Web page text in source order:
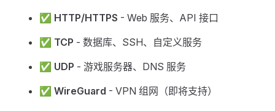
✅ HTTP/HTTPS - Web 服务、API 接口
✅ TCP - 数据库、SSH、自定义服务
✅ UDP - 游戏服务器、DNS 服务
✅ WireGuard - VPN 组网（即将支持）